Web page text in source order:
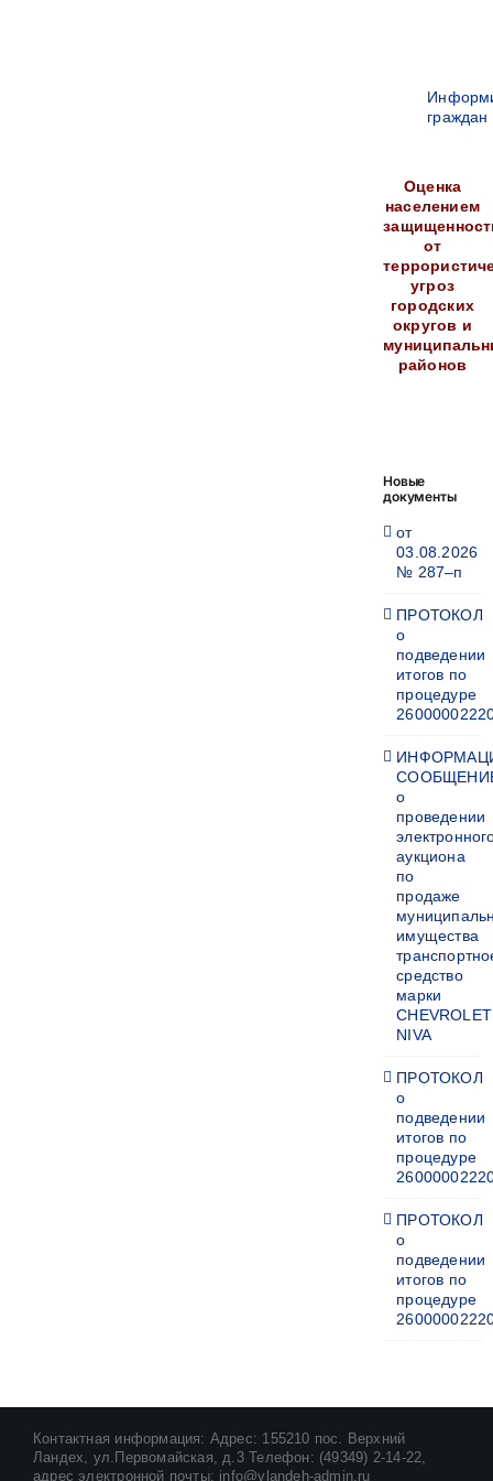
граждан
Оценка
населением
от
угроз
городских
округов и
районов
Новые
документы
от
03.08.2026
№ 287–п
ПРОТОКОЛ
о
подведении
итогов по
процедуре
о
проведении
аукциона
по
продаже
имущества
средство
марки
CHEVROLET
NIVA
ПРОТОКОЛ
о
подведении
итогов по
процедуре
ПРОТОКОЛ
о
подведении
итогов по
процедуре
Контактная информация: Адрес: 155210 пос. Верхний
Ландех, ул.Первомайская, д.3 Телефон: (49349) 2-14-22,
адрес электронной почты: info@vlandeh-admin.ru